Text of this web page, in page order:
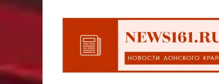
Перейти